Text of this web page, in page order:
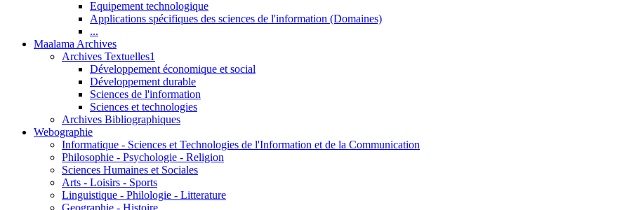
Equipement technologique
Applications spécifiques des sciences de l'information (Domaines)
...
Maalama Archives
Archives Textuelles1
Développement économique et social
Développement durable
Sciences de l'information
Sciences et technologies
Archives Bibliographiques
Webographie
Informatique - Sciences et Technologies de l'Information et de la Communication
Philosophie - Psychologie - Religion
Sciences Humaines et Sociales
Arts - Loisirs - Sports
Linguistique - Philologie - Litterature